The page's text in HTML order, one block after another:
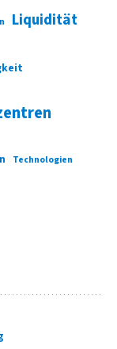
Liquidität
Technologien